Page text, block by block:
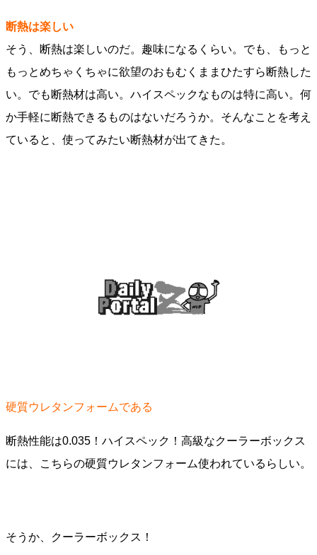
断熱は楽しい
そう、断熱は楽しいのだ。趣味になるくらい。でも、もっと
もっとめちゃくちゃに欲望のおもむくままひたすら断熱した
い。でも断熱材は高い。ハイスペックなものは特に高い。何
か手軽に断熱できるものはないだろうか。そんなことを考え
ていると、使ってみたい断熱材が出てきた。
硬質ウレタンフォームである
断熱性能は0.035！ハイスペック！高級なクーラーボックス
には、こちらの硬質ウレタンフォーム使われているらしい。
そうか、クーラーボックス！